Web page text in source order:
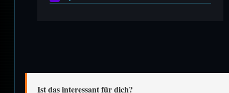
Ist das interessant für dich?